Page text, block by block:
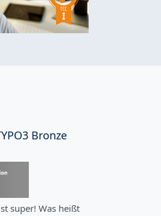
Bronze
super! Was heißt